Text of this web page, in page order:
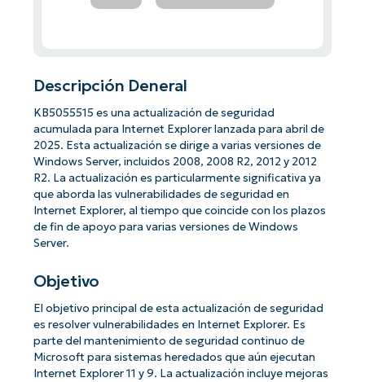
Descripción Deneral
KB5055515 es una actualización de seguridad
acumulada para Internet Explorer lanzada para abril de
2025. Esta actualización se dirige a varias versiones de
Windows Server, incluidos 2008, 2008 R2, 2012 y 2012
R2. La actualización es particularmente significativa ya
que aborda las vulnerabilidades de seguridad en
Internet Explorer, al tiempo que coincide con los plazos
de fin de apoyo para varias versiones de Windows
Server.
Objetivo
El objetivo principal de esta actualización de seguridad
es resolver vulnerabilidades en Internet Explorer. Es
parte del mantenimiento de seguridad continuo de
Microsoft para sistemas heredados que aún ejecutan
Internet Explorer 11 y 9. La actualización incluye mejoras